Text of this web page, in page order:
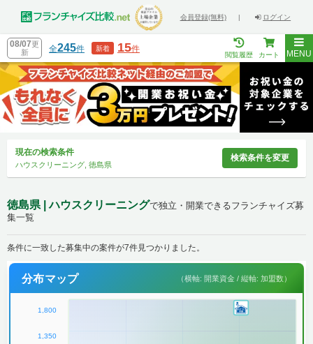
会員登録(無料) | ログイン
08/07更
新
全245件 新着 15件
閲覧履歴 カート MENU
現在の検索条件
ハウスクリーニング, 徳島県
検索条件を変更
徳島県 | ハウスクリーニングで独立・開業できるフランチャイズ募
集一覧
条件に一致した募集中の案件が7件見つかりました。
分布マップ （横軸: 開業資金 / 縦軸: 加盟数）
1,800
1,350